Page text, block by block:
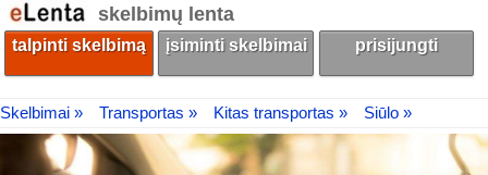
skelbimų lenta
talpinti skelbimą įsiminti skelbimai prisijungti
Skelbimai » Transportas » Kitas transportas » Siūlo »